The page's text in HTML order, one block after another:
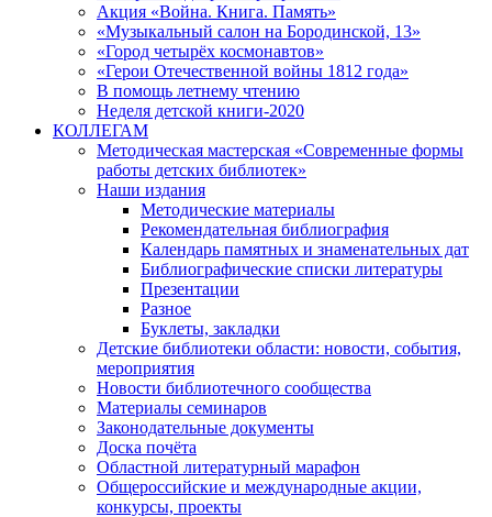
Акция «Война. Книга. Память»
«Музыкальный салон на Бородинской, 13»
«Город четырёх космонавтов»
«Герои Отечественной войны 1812 года»
В помощь летнему чтению
Неделя детской книги-2020
КОЛЛЕГАМ
Методическая мастерская «Современные формы
работы детских библиотек»
Наши издания
Методические материалы
Рекомендательная библиография
Календарь памятных и знаменательных дат
Библиографические списки литературы
Презентации
Разное
Буклеты, закладки
Детские библиотеки области: новости, события,
мероприятия
Новости библиотечного сообщества
Материалы семинаров
Законодательные документы
Доска почёта
Областной литературный марафон
Общероссийские и международные акции,
конкурсы, проекты